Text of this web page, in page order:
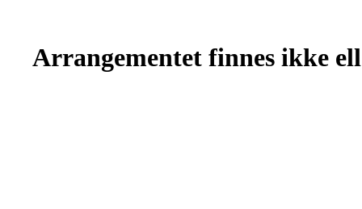
Arrangementet finnes ikke